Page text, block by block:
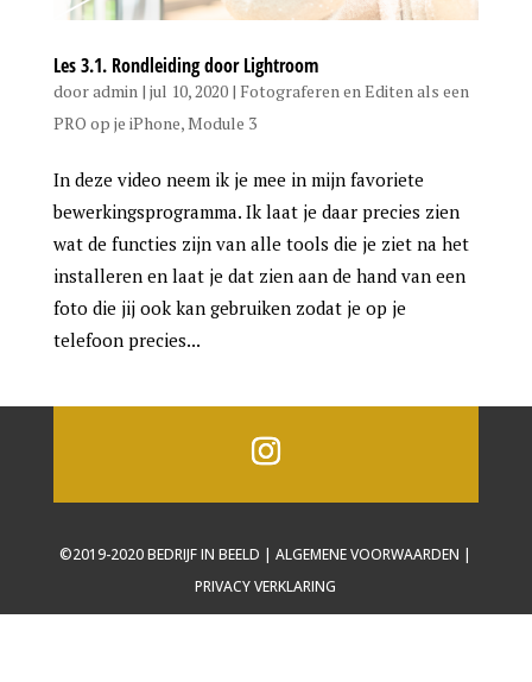
Les 3.1. Rondleiding door Lightroom
dooradmin | jul 10, 2020| Fotograferen en Editen als een
PRO op je iPhone,Module 3
In deze video neem ik je mee in mijn favoriete
bewerkingsprogramma. Ik laat je daar precies zien
wat de functies zijn van alle tools die je ziet na het
installeren en laat je dat zien aan de hand van een
foto die jij ook kan gebruiken zodat je op je
telefoon precies...
©2019-2020 BEDRIJF IN BEELD | ALGEMENE VOORWAARDEN |
PRIVACY VERKLARING